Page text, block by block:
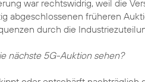
war rechtswidrig, weil die
abgeschlossenen früheren
durch die
nächste 5G-Auktion sehen?